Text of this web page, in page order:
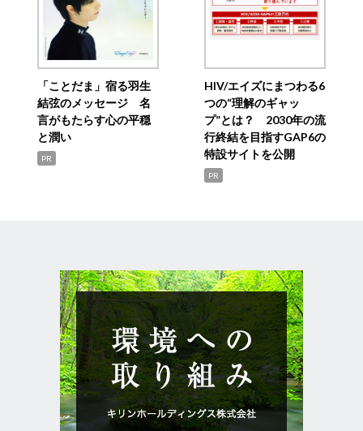
「ことだま」宿る羽生
結弦のメッセージ 名
言がもたらす心の平穏
と潤い
PR
HIV/エイズにまつわる6
つの“理解のギャッ
プ”とは？ 2030年の流
行終結を目指すGAP6の
特設サイトを公開
PR